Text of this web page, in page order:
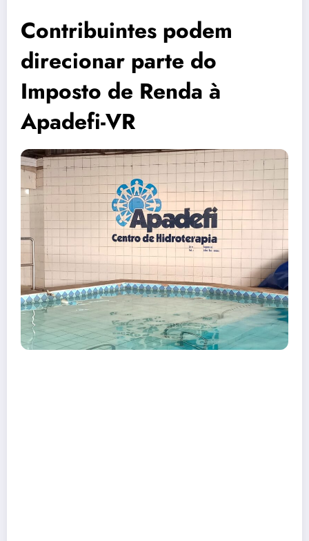
Contribuintes podem
direcionar parte do
Imposto de Renda à
Apadefi-VR